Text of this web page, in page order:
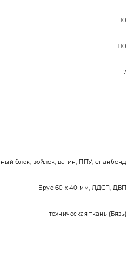
10
110
7
блок, войлок, ватин, ППУ, спанбонд
Брус 60 x 40 мм, ЛДСП, ДВП
техническая ткань (Бязь)